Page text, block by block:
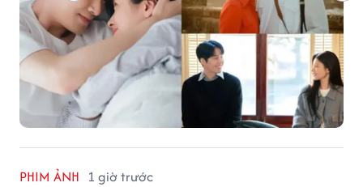
PHIM ẢNH 1 giờ trước